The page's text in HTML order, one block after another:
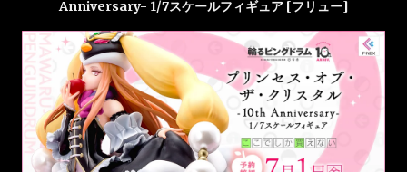
Anniversary- 1/7スケールフィギュア [フリュー]